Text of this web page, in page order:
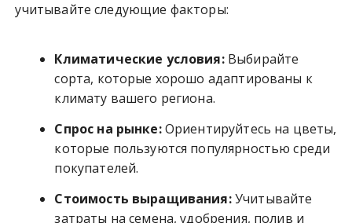
учитывайте следующие факторы:
Климатические условия:Выбирайте
сорта, которые хорошо адаптированы к
климату вашего региона.
Спрос на рынке:Ориентируйтесь на цветы,
которые пользуются популярностью среди
покупателей.
Стоимость выращивания:Учитывайте
затраты на семена, удобрения, полив и